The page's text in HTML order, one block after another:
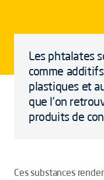
Les phtalates
comme
plastiques et
que l’on
produits de
Ces substances